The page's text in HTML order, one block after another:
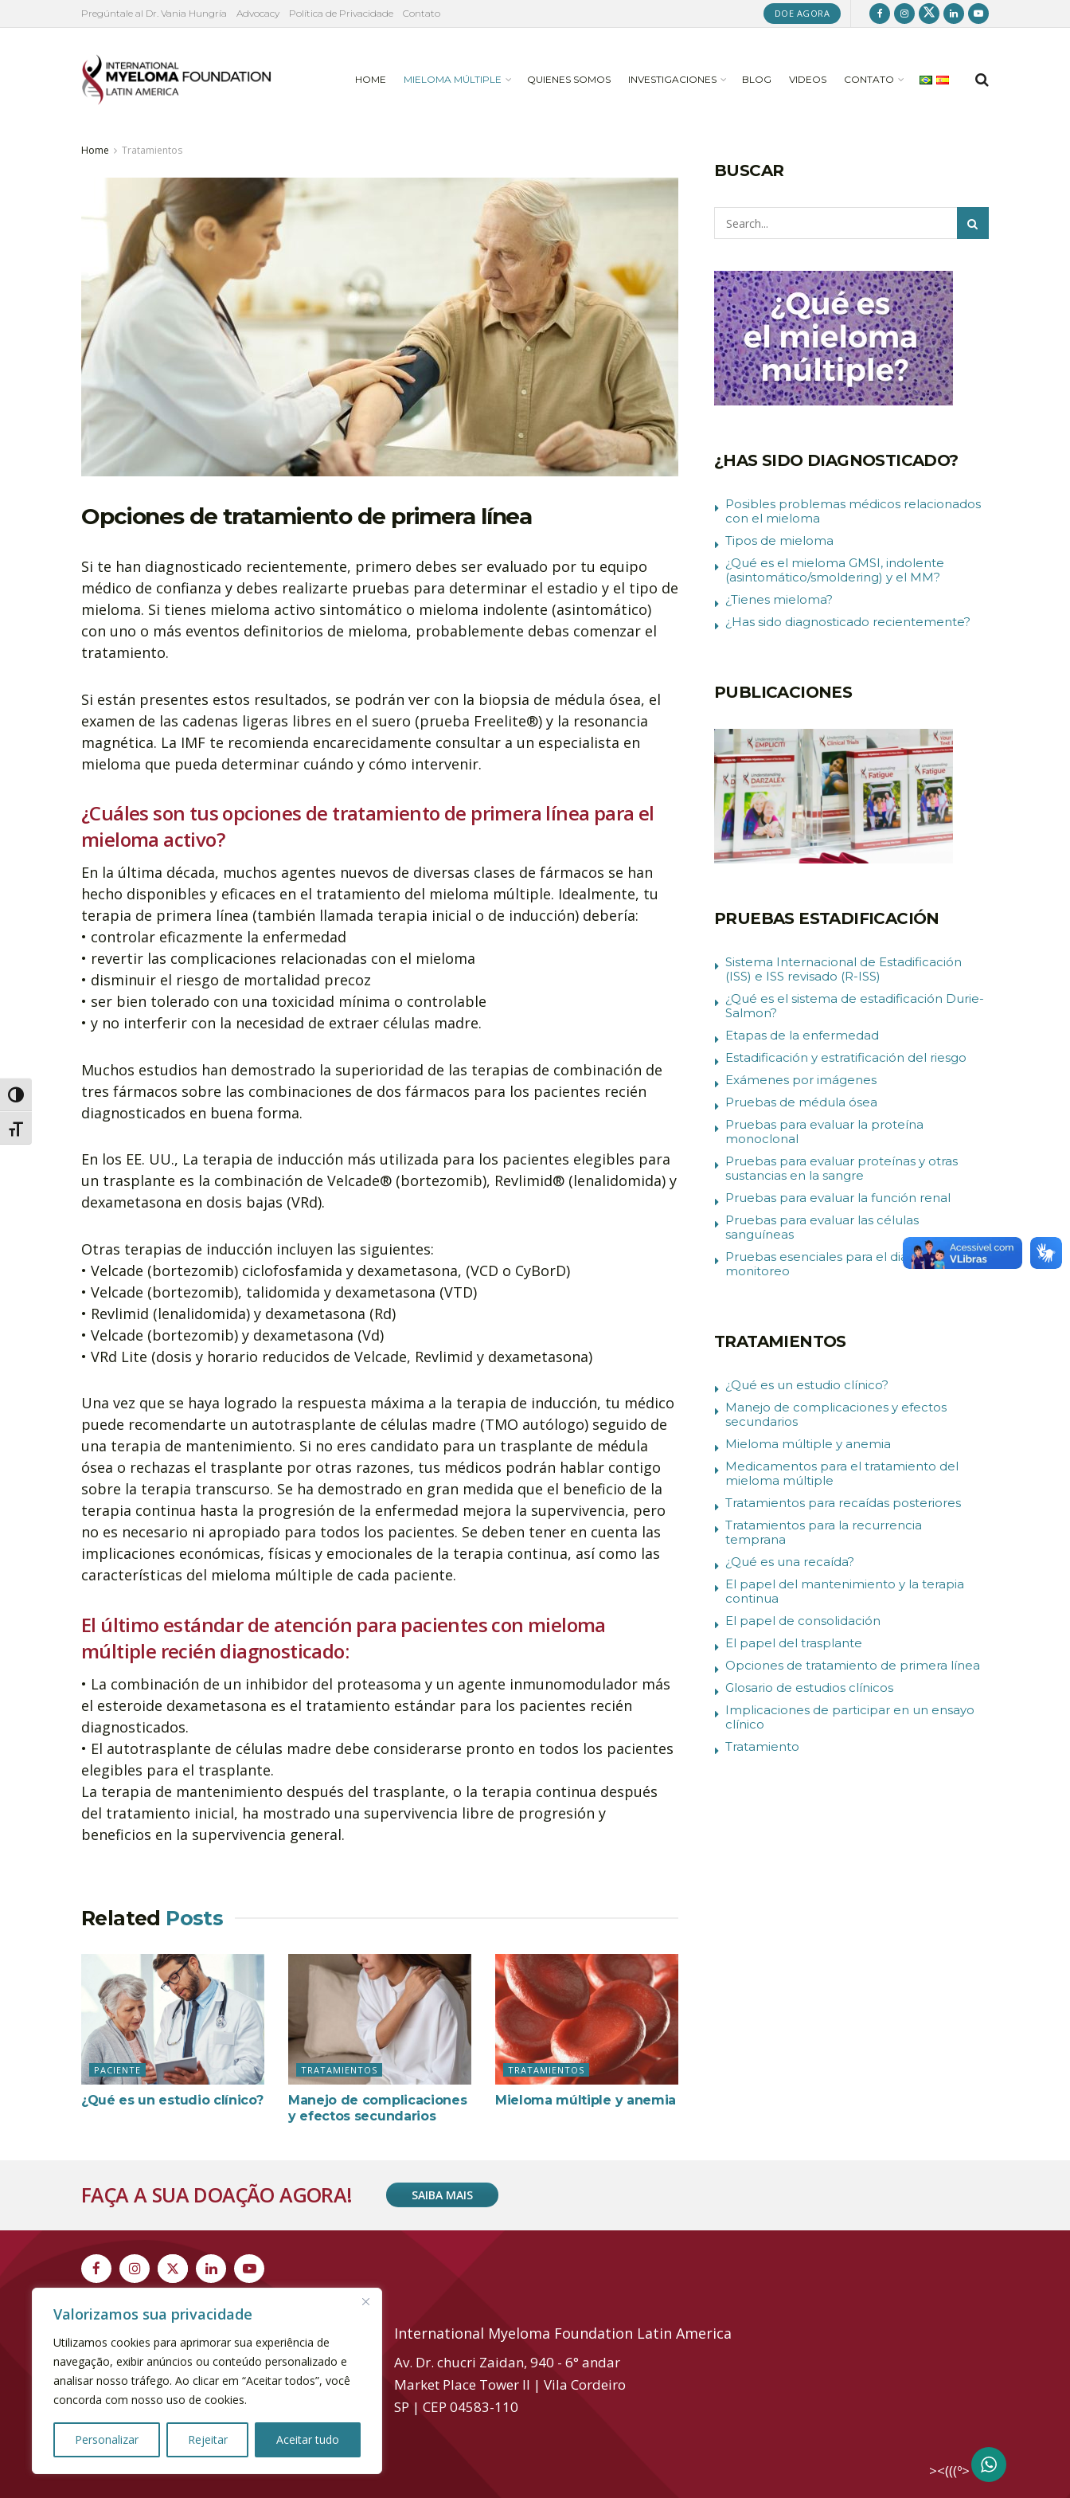
Valorizamos sua privacidade
Utilizamos cookies para aprimorar sua experiência de
navegação, exibir anúncios ou conteúdo personalizado e
analisar nosso tráfego. Ao clicar em “Aceitar todos”, você
concorda com nosso uso de cookies.
Personalizar Rejeitar Aceitar tudo
Alternar alto contraste
Alternar tamanho da fonte
Pregúntale al Dr. Vania Hungría Advocacy Política de Privacidade Contato DOE AGORA
HOME MIELOMA MÚLTIPLE QUIENES SOMOS INVESTIGACIONES BLOG VIDEOS CONTATO
Home Tratamientos
Opciones de tratamiento de primera línea
Si te han diagnosticado recientemente, primero debes ser evaluado por tu equipo
médico de confianza y debes realizarte pruebas para determinar el estadio y el tipo de
mieloma. Si tienes mieloma activo sintomático o mieloma indolente (asintomático)
con uno o más eventos definitorios de mieloma, probablemente debas comenzar el
tratamiento.
Si están presentes estos resultados, se podrán ver con la biopsia de médula ósea, el
examen de las cadenas ligeras libres en el suero (prueba Freelite®) y la resonancia
magnética. La IMF te recomienda encarecidamente consultar a un especialista en
mieloma que pueda determinar cuándo y cómo intervenir.
¿Cuáles son tus opciones de tratamiento de primera línea para el
mieloma activo?
En la última década, muchos agentes nuevos de diversas clases de fármacos se han
hecho disponibles y eficaces en el tratamiento del mieloma múltiple. Idealmente, tu
terapia de primera línea (también llamada terapia inicial o de inducción) debería:
• controlar eficazmente la enfermedad
• revertir las complicaciones relacionadas con el mieloma
• disminuir el riesgo de mortalidad precoz
• ser bien tolerado con una toxicidad mínima o controlable
• y no interferir con la necesidad de extraer células madre.
Muchos estudios han demostrado la superioridad de las terapias de combinación de
tres fármacos sobre las combinaciones de dos fármacos para los pacientes recién
diagnosticados en buena forma.
En los EE. UU., La terapia de inducción más utilizada para los pacientes elegibles para
un trasplante es la combinación de Velcade® (bortezomib), Revlimid® (lenalidomida) y
dexametasona en dosis bajas (VRd).
Otras terapias de inducción incluyen las siguientes:
• Velcade (bortezomib) ciclofosfamida y dexametasona, (VCD o CyBorD)
• Velcade (bortezomib), talidomida y dexametasona (VTD)
• Revlimid (lenalidomida) y dexametasona (Rd)
• Velcade (bortezomib) y dexametasona (Vd)
• VRd Lite (dosis y horario reducidos de Velcade, Revlimid y dexametasona)
Una vez que se haya logrado la respuesta máxima a la terapia de inducción, tu médico
puede recomendarte un autotrasplante de células madre (TMO autólogo) seguido de
una terapia de mantenimiento. Si no eres candidato para un trasplante de médula
ósea o rechazas el trasplante por otras razones, tus médicos podrán hablar contigo
sobre la terapia transcurso. Se ha demostrado en gran medida que el beneficio de la
terapia continua hasta la progresión de la enfermedad mejora la supervivencia, pero
no es necesario ni apropiado para todos los pacientes. Se deben tener en cuenta las
implicaciones económicas, físicas y emocionales de la terapia continua, así como las
características del mieloma múltiple de cada paciente.
El último estándar de atención para pacientes con mieloma
múltiple recién diagnosticado:
• La combinación de un inhibidor del proteasoma y un agente inmunomodulador más
el esteroide dexametasona es el tratamiento estándar para los pacientes recién
diagnosticados.
• El autotrasplante de células madre debe considerarse pronto en todos los pacientes
elegibles para el trasplante.
La terapia de mantenimiento después del trasplante, o la terapia continua después
del tratamiento inicial, ha mostrado una supervivencia libre de progresión y
beneficios en la supervivencia general.
Related Posts
PACIENTE
¿Qué es un estudio clínico?
TRATAMIENTOS
Manejo de complicaciones
y efectos secundarios
TRATAMIENTOS
Mieloma múltiple y anemia
BUSCAR
Pesquisar
¿HAS SIDO DIAGNOSTICADO?
Posibles problemas médicos relacionados
con el mieloma
Tipos de mieloma
¿Qué es el mieloma GMSI, indolente
(asintomático/smoldering) y el MM?
¿Tienes mieloma?
¿Has sido diagnosticado recientemente?
PUBLICACIONES
PRUEBAS ESTADIFICACIÓN
Sistema Internacional de Estadificación
(ISS) e ISS revisado (R-ISS)
¿Qué es el sistema de estadificación Durie-
Salmon?
Etapas de la enfermedad
Estadificación y estratificación del riesgo
Exámenes por imágenes
Pruebas de médula ósea
Pruebas para evaluar la proteína
monoclonal
Pruebas para evaluar proteínas y otras
sustancias en la sangre
Pruebas para evaluar la función renal
Pruebas para evaluar las células
sanguíneas
Pruebas esenciales para el diagnóstico y
monitoreo
TRATAMIENTOS
¿Qué es un estudio clínico?
Manejo de complicaciones y efectos
secundarios
Mieloma múltiple y anemia
Medicamentos para el tratamiento del
mieloma múltiple
Tratamientos para recaídas posteriores
Tratamientos para la recurrencia
temprana
¿Qué es una recaída?
El papel del mantenimiento y la terapia
continua
El papel de consolidación
El papel del trasplante
Opciones de tratamiento de primera línea
Glosario de estudios clínicos
Implicaciones de participar en un ensayo
clínico
Tratamiento
FAÇA A SUA DOAÇÃO AGORA! SAIBA MAIS
[elfsight_cookie_consent id="1"]
International Myeloma Foundation Latin America
Av. Dr. chucri Zaidan, 940 - 6° andar
Market Place Tower II | Vila Cordeiro
SP | CEP 04583-110
><(((º> 17